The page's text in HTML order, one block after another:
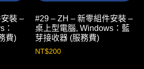
裝 –
：
費)
#29 – ZH – 新零組件安裝 –
桌上型電腦, Windows：藍
芽接收器 (服務費)
NT$200